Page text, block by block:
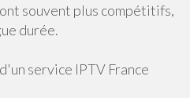
souvent plus compétitifs,
durée.
service IPTV France